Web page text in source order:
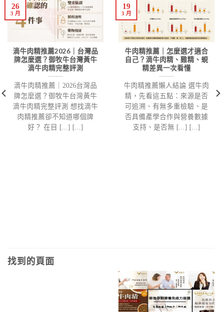
滴牛肉精推薦2026｜台灣品
牌怎麼選？御牧牛台灣黃牛
滴牛肉精完整評測
滴牛肉精推薦｜2026台灣品
牌怎麼選？御牧牛台灣黃牛
滴牛肉精完整評測 想找滴牛
肉精推薦卻不知道哪個牌
好？ 在目 [...] [...]
26
3 月
牛肉精推薦｜怎麼選才適合
自己？滴牛肉精、雞精、蜆
精差異一次看懂
牛肉精推薦懶人結論 選牛肉
精，先看這五點：來源是否
可追溯、有無多重檢驗、是
否具備產學合作與營養數據
支持、是否無 [...] [...]
19
3 月
找到的頁面